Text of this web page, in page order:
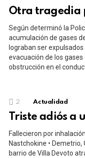
Otra tragedia
Según determinó la
acumulación de gases
lograban ser
evacuación de los
obstrucción en el
2 Actualidad
Triste adiós a
Fallecieron por
Nastchokine • Demetrio,
barrio de Villa Devoto